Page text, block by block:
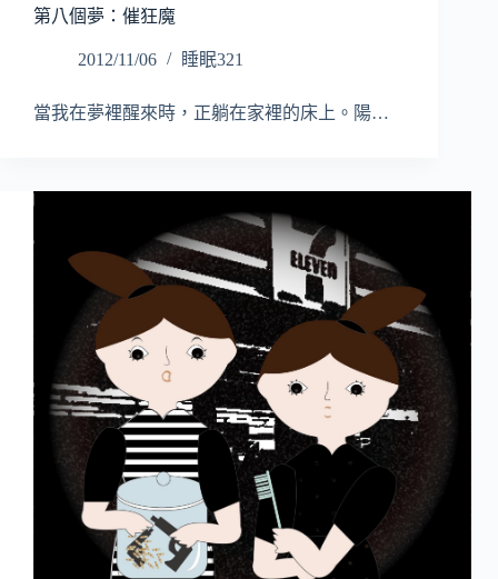
第八個夢：催狂魔
2012/11/06 睡眠321
當我在夢裡醒來時，正躺在家裡的床上。陽…